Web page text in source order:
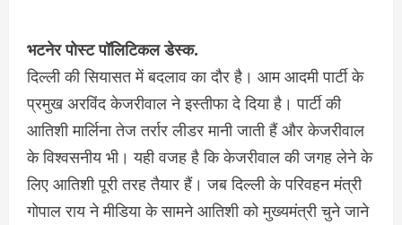
भटनेर पोस्ट पॉलिटिकल डेस्क.
दिल्ली की सियासत में बदलाव का दौर है। आम आदमी पार्टी के
प्रमुख अरविंद केजरीवाल ने इस्तीफा दे दिया है। पार्टी की
आतिशी मार्लिना तेज तर्रार लीडर मानी जाती हैं और केजरीवाल
के विश्वसनीय भी। यही वजह है कि केजरीवाल की जगह लेने के
लिए आतिशी पूरी तरह तैयार हैं। जब दिल्ली के परिवहन मंत्री
गोपाल राय ने मीडिया के सामने आतिशी को मुख्यमंत्री चुने जाने